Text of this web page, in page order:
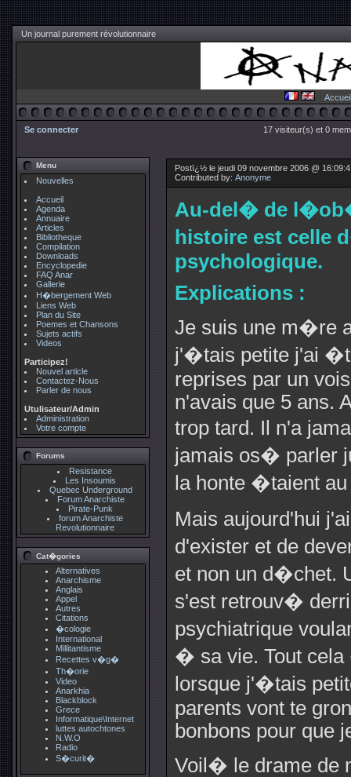
Un journal purement révolutionnaire
Accueil
Se connecter 17 visiteur(s) et 0
Menu
Nouvelles
Accueil
Agenda
Annuaire
Articles
Bibliotheque
Compilation
Downloads
Encyclopedie
FAQ Anar
Gallerie
H�bergement Web
Liens Web
Plan du Site
Poemes et Chansons
Sujets actifs
Videos
Participez!
Nouvel article
Contactez-Nous
Parler de nous
Utulisateur/Admin
Administration
Votre compte
Forums
Resistance
Les Insoumis
Quebec Underground
Forum Anarchiste
Pirate-Punk
forum Anarchiste
Revolutionnaire
Cat�gories
Alternatives
Anarchisme
Anglais
Appel
Autres
Citations
�cologie
International
Millitantisme
Recettes v�g�
Th�orie
Video
Anarkhia
Blackblock
Grece
Informatique\Internet
luttes autochtones
N.W.O
Radio
S�curit�
Postï¿½ le jeudi 09 novembre 2006 @
Contributed by: Anonyme
Au-del� de
histoire est celle
psychologique.
Explications :
Je suis une m�re
j'�tais petite j'ai
reprises par un
n'avais que 5 ans.
trop tard. Il n'a
jamais os� parler
la honte �taient
Mais aujourd'hui
d'exister et de
et non un d�chet.
s'est retrouv�
psychiatrique
� sa vie. Tout
lorsque j'�tais
parents vont te
bonbons pour que
Voil� le drame de